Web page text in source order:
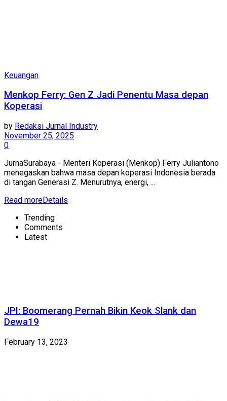
Keuangan
Menkop Ferry: Gen Z Jadi Penentu Masa depan
Koperasi
by Redaksi Jurnal Industry
November 25, 2025
0
JurnaSurabaya - Menteri Koperasi (Menkop) Ferry Juliantono
menegaskan bahwa masa depan koperasi Indonesia berada
di tangan Generasi Z. Menurutnya, energi, ...
Read moreDetails
Trending
Comments
Latest
JPI: Boomerang Pernah Bikin Keok Slank dan
Dewa19
February 13, 2023